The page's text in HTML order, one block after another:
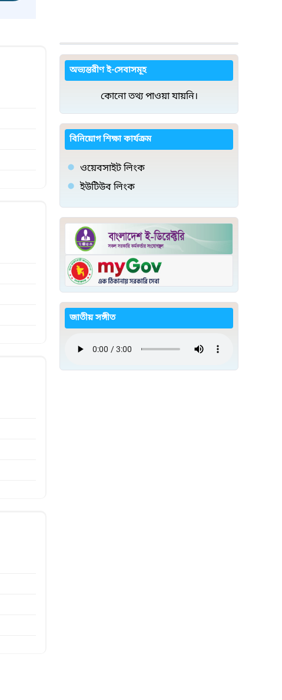
অভ্যন্তরীণ ই-সেবাসমূহ
কোনো তথ্য পাওয়া যায়নি।
বিনিয়োগ শিক্ষা কার্যক্রম
ওয়েবসাইট লিংক
ইউটিউব লিংক
জাতীয় সঙ্গীত